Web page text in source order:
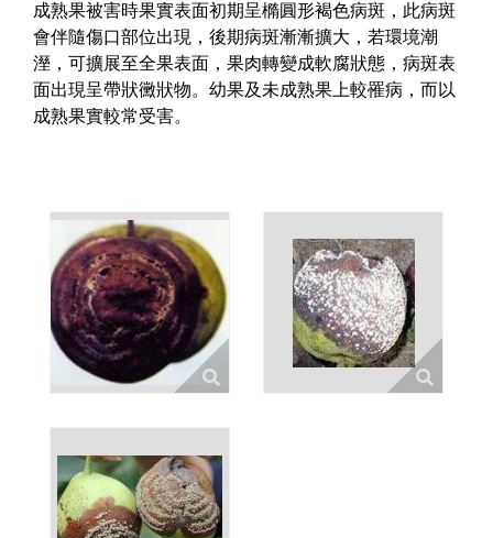
成熟果被害時果實表面初期呈橢圓形褐色病斑，此病斑
會伴隨傷口部位出現，後期病斑漸漸擴大，若環境潮
溼，可擴展至全果表面，果肉轉變成軟腐狀態，病斑表
面出現呈帶狀黴狀物。幼果及未成熟果上較罹病，而以
成熟果實較常受害。